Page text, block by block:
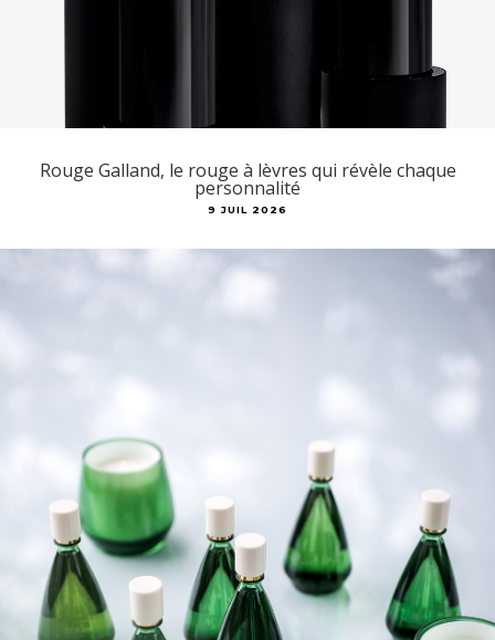
Rouge Galland, le rouge à lèvres qui révèle chaque
personnalité
9 JUIL 2026